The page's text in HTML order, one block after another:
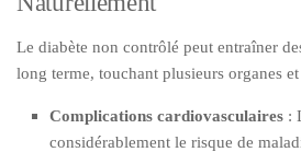
Le diabète non contrôlé peut entraîner
long terme, touchant plusieurs organes
Complications cardiovasculaires :
considérablement le risque de